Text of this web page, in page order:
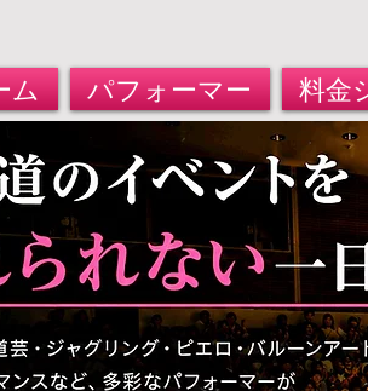
ム パフォーマー 料金
マー​派遣サービス
ンアート